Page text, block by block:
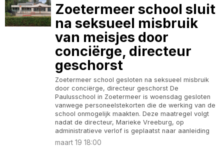
Zoetermeer school sluit
na seksueel misbruik
van meisjes door
conciërge, directeur
geschorst
Zoetermeer school gesloten na seksueel misbruik
door conciërge, directeur geschorst De
Paulusschool in Zoetermeer is woensdag gesloten
vanwege personeelstekorten die de werking van de
school onmogelijk maakten. Deze maatregel volgt
nadat de directeur, Marieke Vreeburg, op
administratieve verlof is geplaatst naar aanleiding
maart 19 18:00